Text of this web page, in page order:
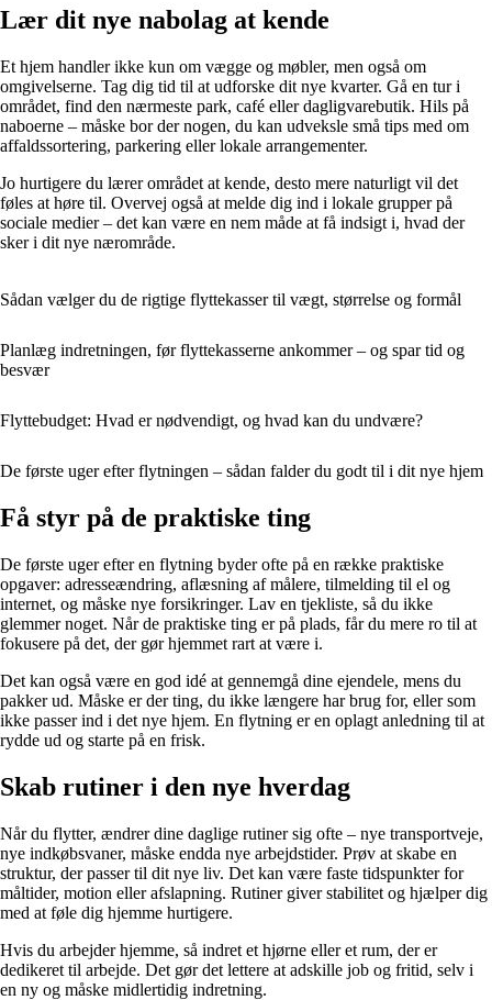
Lær dit nye nabolag at kende
Et hjem handler ikke kun om vægge og møbler, men også om
omgivelserne. Tag dig tid til at udforske dit nye kvarter. Gå en tur i
området, find den nærmeste park, café eller dagligvarebutik. Hils på
naboerne – måske bor der nogen, du kan udveksle små tips med om
affaldssortering, parkering eller lokale arrangementer.
Jo hurtigere du lærer området at kende, desto mere naturligt vil det
føles at høre til. Overvej også at melde dig ind i lokale grupper på
sociale medier – det kan være en nem måde at få indsigt i, hvad der
sker i dit nye nærområde.
Sådan vælger du de rigtige flyttekasser til vægt, størrelse og formål
Planlæg indretningen, før flyttekasserne ankommer – og spar tid og
besvær
Flyttebudget: Hvad er nødvendigt, og hvad kan du undvære?
De første uger efter flytningen – sådan falder du godt til i dit nye hjem
Få styr på de praktiske ting
De første uger efter en flytning byder ofte på en række praktiske
opgaver: adresseændring, aflæsning af målere, tilmelding til el og
internet, og måske nye forsikringer. Lav en tjekliste, så du ikke
glemmer noget. Når de praktiske ting er på plads, får du mere ro til at
fokusere på det, der gør hjemmet rart at være i.
Det kan også være en god idé at gennemgå dine ejendele, mens du
pakker ud. Måske er der ting, du ikke længere har brug for, eller som
ikke passer ind i det nye hjem. En flytning er en oplagt anledning til at
rydde ud og starte på en frisk.
Skab rutiner i den nye hverdag
Når du flytter, ændrer dine daglige rutiner sig ofte – nye transportveje,
nye indkøbsvaner, måske endda nye arbejdstider. Prøv at skabe en
struktur, der passer til dit nye liv. Det kan være faste tidspunkter for
måltider, motion eller afslapning. Rutiner giver stabilitet og hjælper dig
med at føle dig hjemme hurtigere.
Hvis du arbejder hjemme, så indret et hjørne eller et rum, der er
dedikeret til arbejde. Det gør det lettere at adskille job og fritid, selv i
en ny og måske midlertidig indretning.